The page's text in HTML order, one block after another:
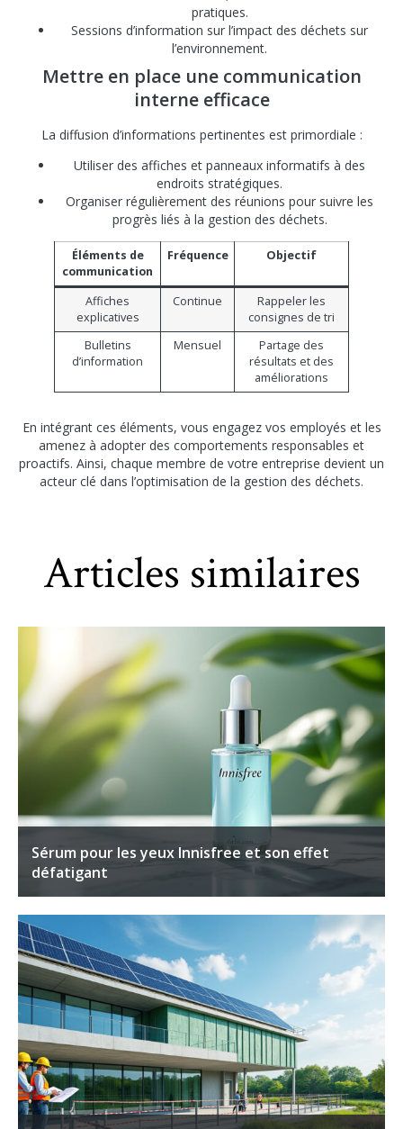
pratiques.
Sessions d’information sur l’impact des déchets sur
l’environnement.
Mettre en place une communication
interne efficace
La diffusion d’informations pertinentes est primordiale :
Utiliser des affiches et panneaux informatifs à des
endroits stratégiques.
Organiser régulièrement des réunions pour suivre les
progrès liés à la gestion des déchets.
Éléments de
communication
Fréquence Objectif
Affiches
explicatives
Continue
Rappeler les
consignes de tri
Bulletins
d’information
Mensuel
Partage des
résultats et des
améliorations
En intégrant ces éléments, vous engagez vos employés et les
amenez à adopter des comportements responsables et
proactifs. Ainsi, chaque membre de votre entreprise devient un
acteur clé dans l’optimisation de la gestion des déchets.
Articles similaires
Sérum pour les yeux Innisfree et son effet
défatigant